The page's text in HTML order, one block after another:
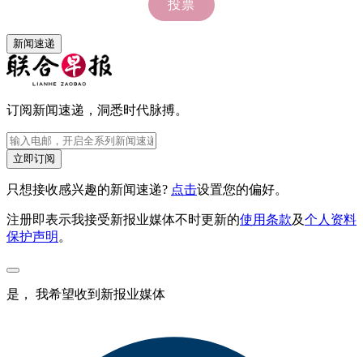
新闻速递
订阅新闻速递，洞悉时代脉搏。
立即订阅
只想接收感兴趣的新闻速递? 点击设置您的偏好。
注册即表示我接受新报业媒体不时更新的使用条款及个人资料
保护声明 。
是， 我希望收到新报业媒体